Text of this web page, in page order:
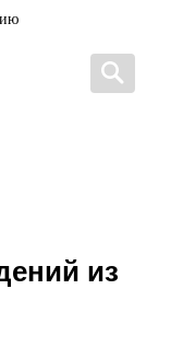
из